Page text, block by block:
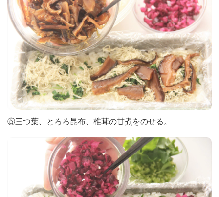
⑤三つ葉、とろろ昆布、椎茸の甘煮をのせる。